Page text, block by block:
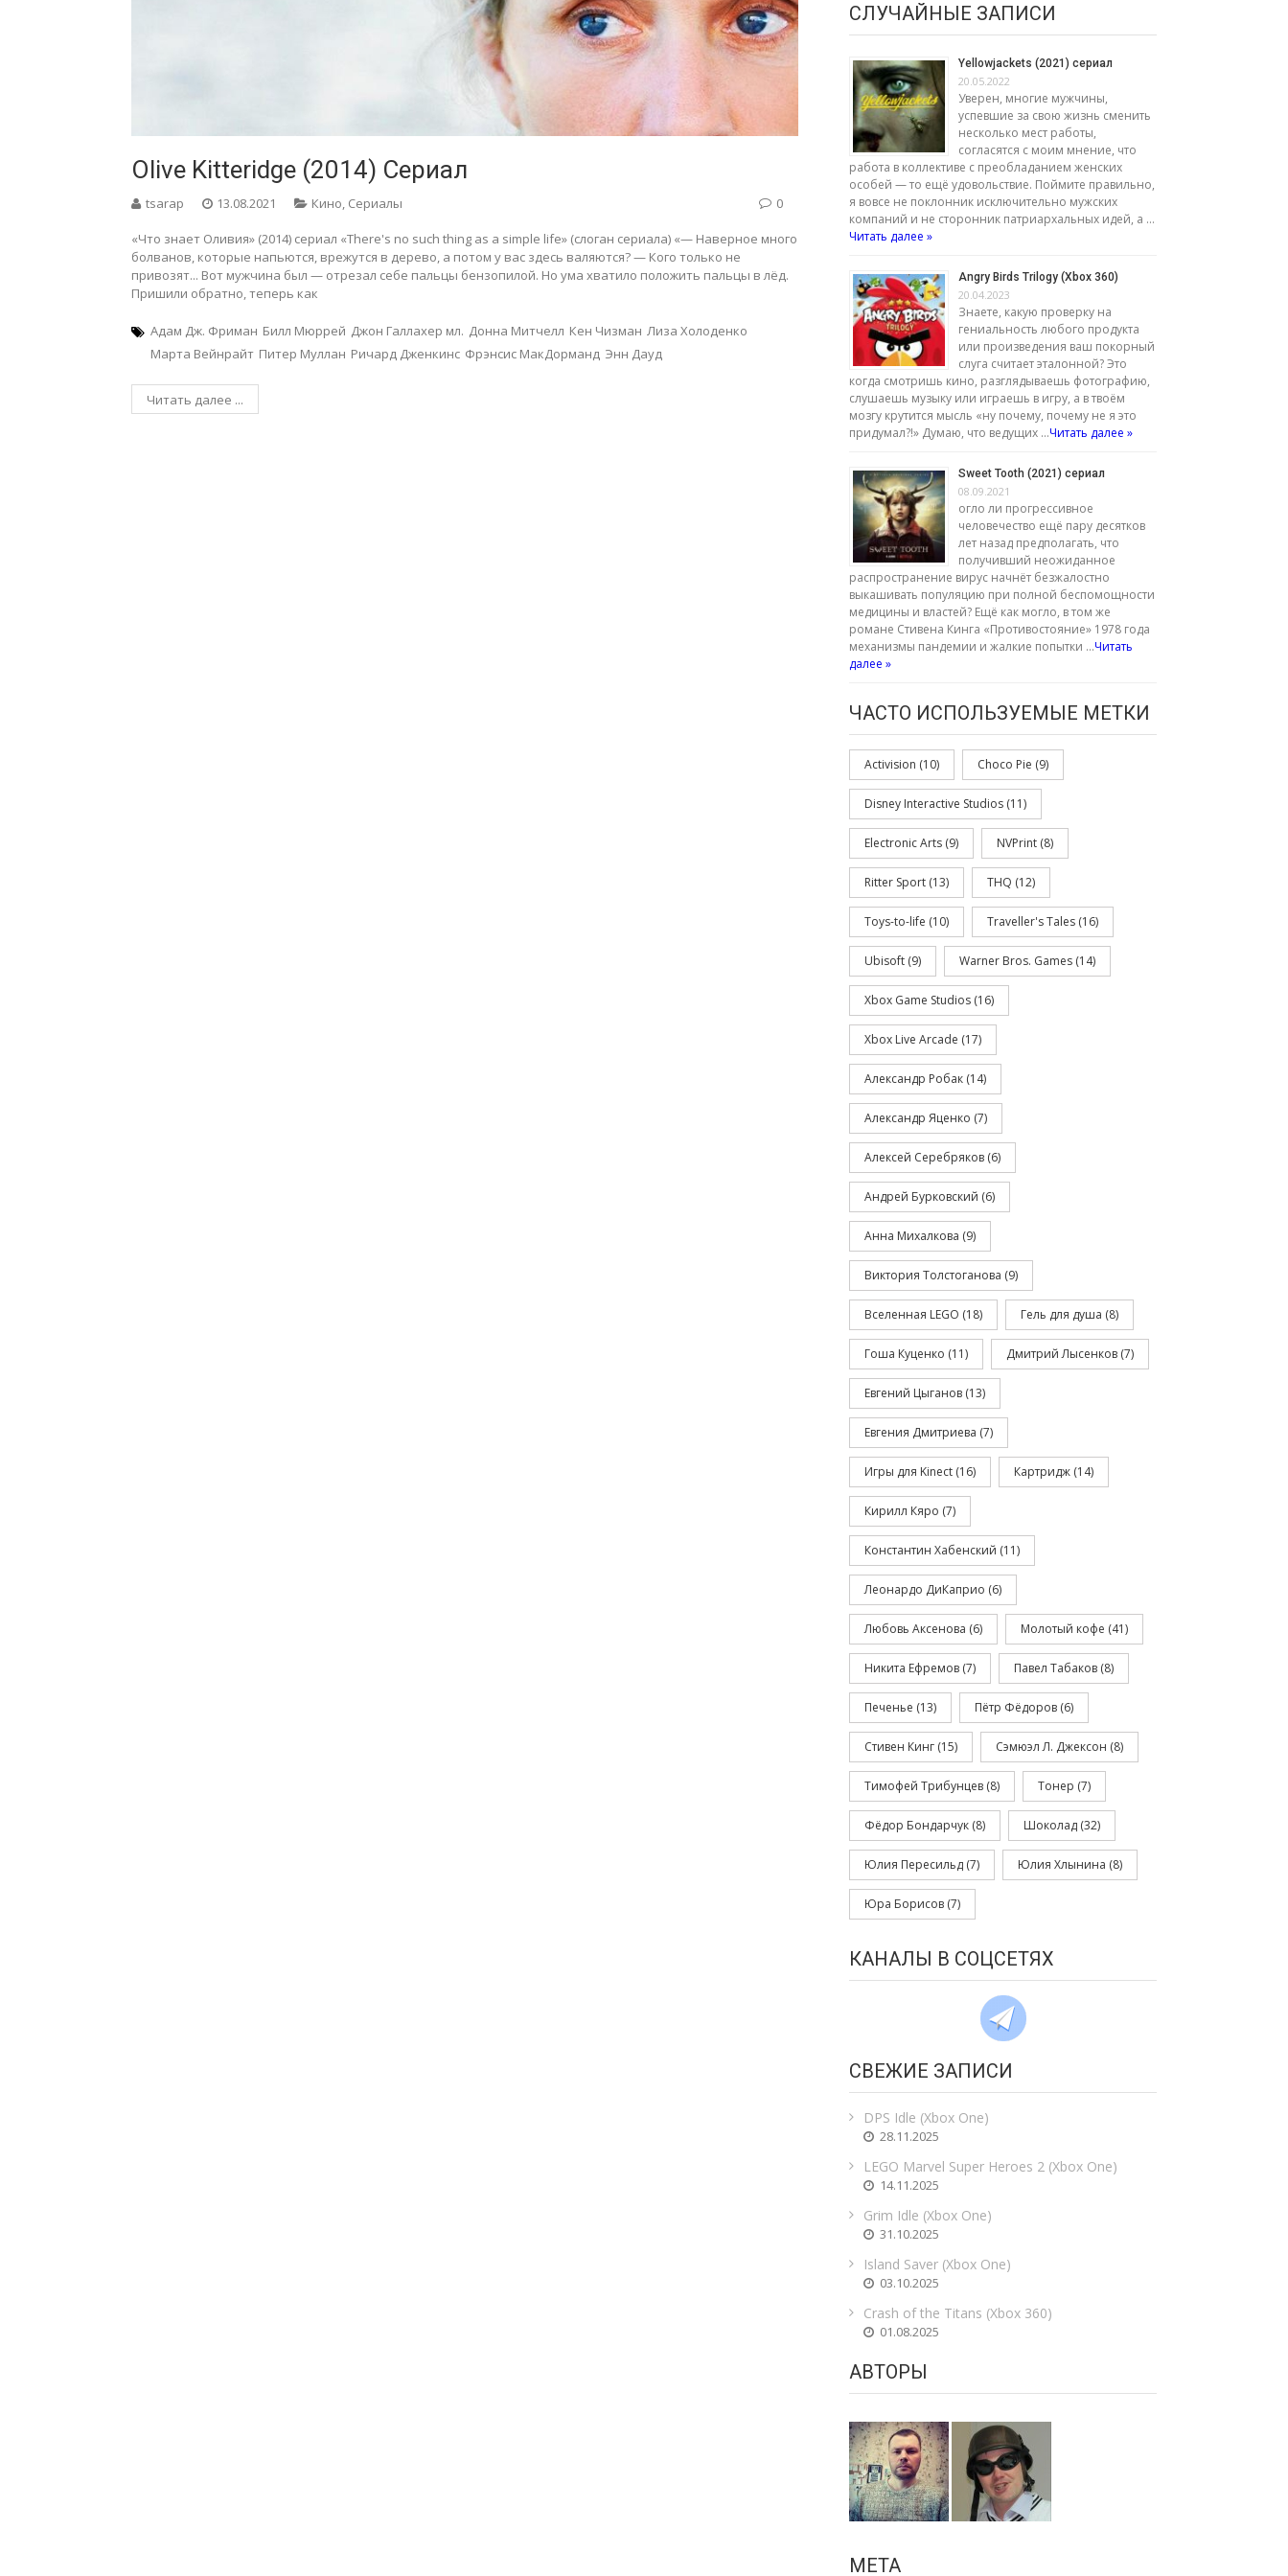
Olive Kitteridge (2014) Сериал
tsarap 13.08.2021 Кино Сериалы 0
«Что знает Оливия» (2014) сериал «There's no such thing as a simple life» (слоган сериала) «— Наверное много
болванов, которые напьются, врежутся в дерево, а потом у вас здесь валяются? — Кого только не
привозят... Вот мужчина был — отрезал себе пальцы бензопилой. Но ума хватило положить пальцы в лёд.
Пришили обратно, теперь как
Адам Дж. Фриман Билл Мюррей Джон Галлахер мл. Донна Митчелл Кен Чизман Лиза Холоденко
Марта Вейнрайт Питер Муллан Ричард Дженкинс Фрэнсис МакДорманд Энн Дауд
Читать далее ...
СЛУЧАЙНЫЕ ЗАПИСИ
Yellowjackets (2021) сериал
20.05.2022
Уверен, многие мужчины,
успевшие за свою жизнь сменить
несколько мест работы,
согласятся с моим мнение, что
работа в коллективе с преобладанием женских
особей — то ещё удовольствие. Поймите правильно,
я вовсе не поклонник исключительно мужских
компаний и не сторонник патриархальных идей, а …
Читать далее »
Angry Birds Trilogy (Xbox 360)
20.04.2023
Знаете, какую проверку на
гениальность любого продукта
или произведения ваш покорный
слуга считает эталонной? Это
когда смотришь кино, разглядываешь фотографию,
слушаешь музыку или играешь в игру, а в твоём
мозгу крутится мысль «ну почему, почему не я это
придумал?!» Думаю, что ведущих …Читать далее »
Sweet Tooth (2021) сериал
08.09.2021
огло ли прогрессивное
человечество ещё пару десятков
лет назад предполагать, что
получивший неожиданное
распространение вирус начнёт безжалостно
выкашивать популяцию при полной беспомощности
медицины и властей? Ещё как могло, в том же
романе Стивена Кинга «Противостояние» 1978 года
механизмы пандемии и жалкие попытки …Читать
далее »
ЧАСТО ИСПОЛЬЗУЕМЫЕ МЕТКИ
Activision (10) Choco Pie (9)
Disney Interactive Studios (11)
Electronic Arts (9) NVPrint (8)
Ritter Sport (13) THQ (12)
Toys-to-life (10) Traveller's Tales (16)
Ubisoft (9) Warner Bros. Games (14)
Xbox Game Studios (16)
Xbox Live Arcade (17)
Александр Робак (14)
Александр Яценко (7)
Алексей Серебряков (6)
Андрей Бурковский (6)
Анна Михалкова (9)
Виктория Толстоганова (9)
Вселенная LEGO (18) Гель для душа (8)
Гоша Куценко (11) Дмитрий Лысенков (7)
Евгений Цыганов (13)
Евгения Дмитриева (7)
Игры для Kinect (16) Картридж (14)
Кирилл Кяро (7)
Константин Хабенский (11)
Леонардо ДиКаприо (6)
Любовь Аксенова (6) Молотый кофе (41)
Никита Ефремов (7) Павел Табаков (8)
Печенье (13) Пётр Фёдоров (6)
Стивен Кинг (15) Сэмюэл Л. Джексон (8)
Тимофей Трибунцев (8) Тонер (7)
Фёдор Бондарчук (8) Шоколад (32)
Юлия Пересильд (7) Юлия Хлынина (8)
Юра Борисов (7)
КАНАЛЫ В СОЦСЕТЯХ
СВЕЖИЕ ЗАПИСИ
DPS Idle (Xbox One)
28.11.2025
LEGO Marvel Super Heroes 2 (Xbox One)
14.11.2025
Grim Idle (Xbox One)
31.10.2025
Island Saver (Xbox One)
03.10.2025
Crash of the Titans (Xbox 360)
01.08.2025
АВТОРЫ
МЕТА